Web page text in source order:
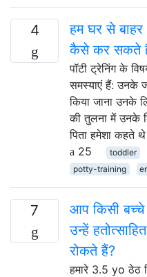
4
हम घर से बाहर
कैसे कर सकते
पॉटी ट्रेनिंग के
समस्याएं हैं: उनके
किया जाना उनके
की तुलना में उनके
पिता हमेशा कहते
25
toddler
potty-training
7
आप किसी
उन्हें
रोकते हैं?
हमारे 3.5 yo ठेठ